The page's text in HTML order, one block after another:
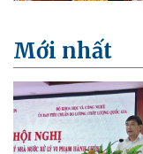
Mới nhất